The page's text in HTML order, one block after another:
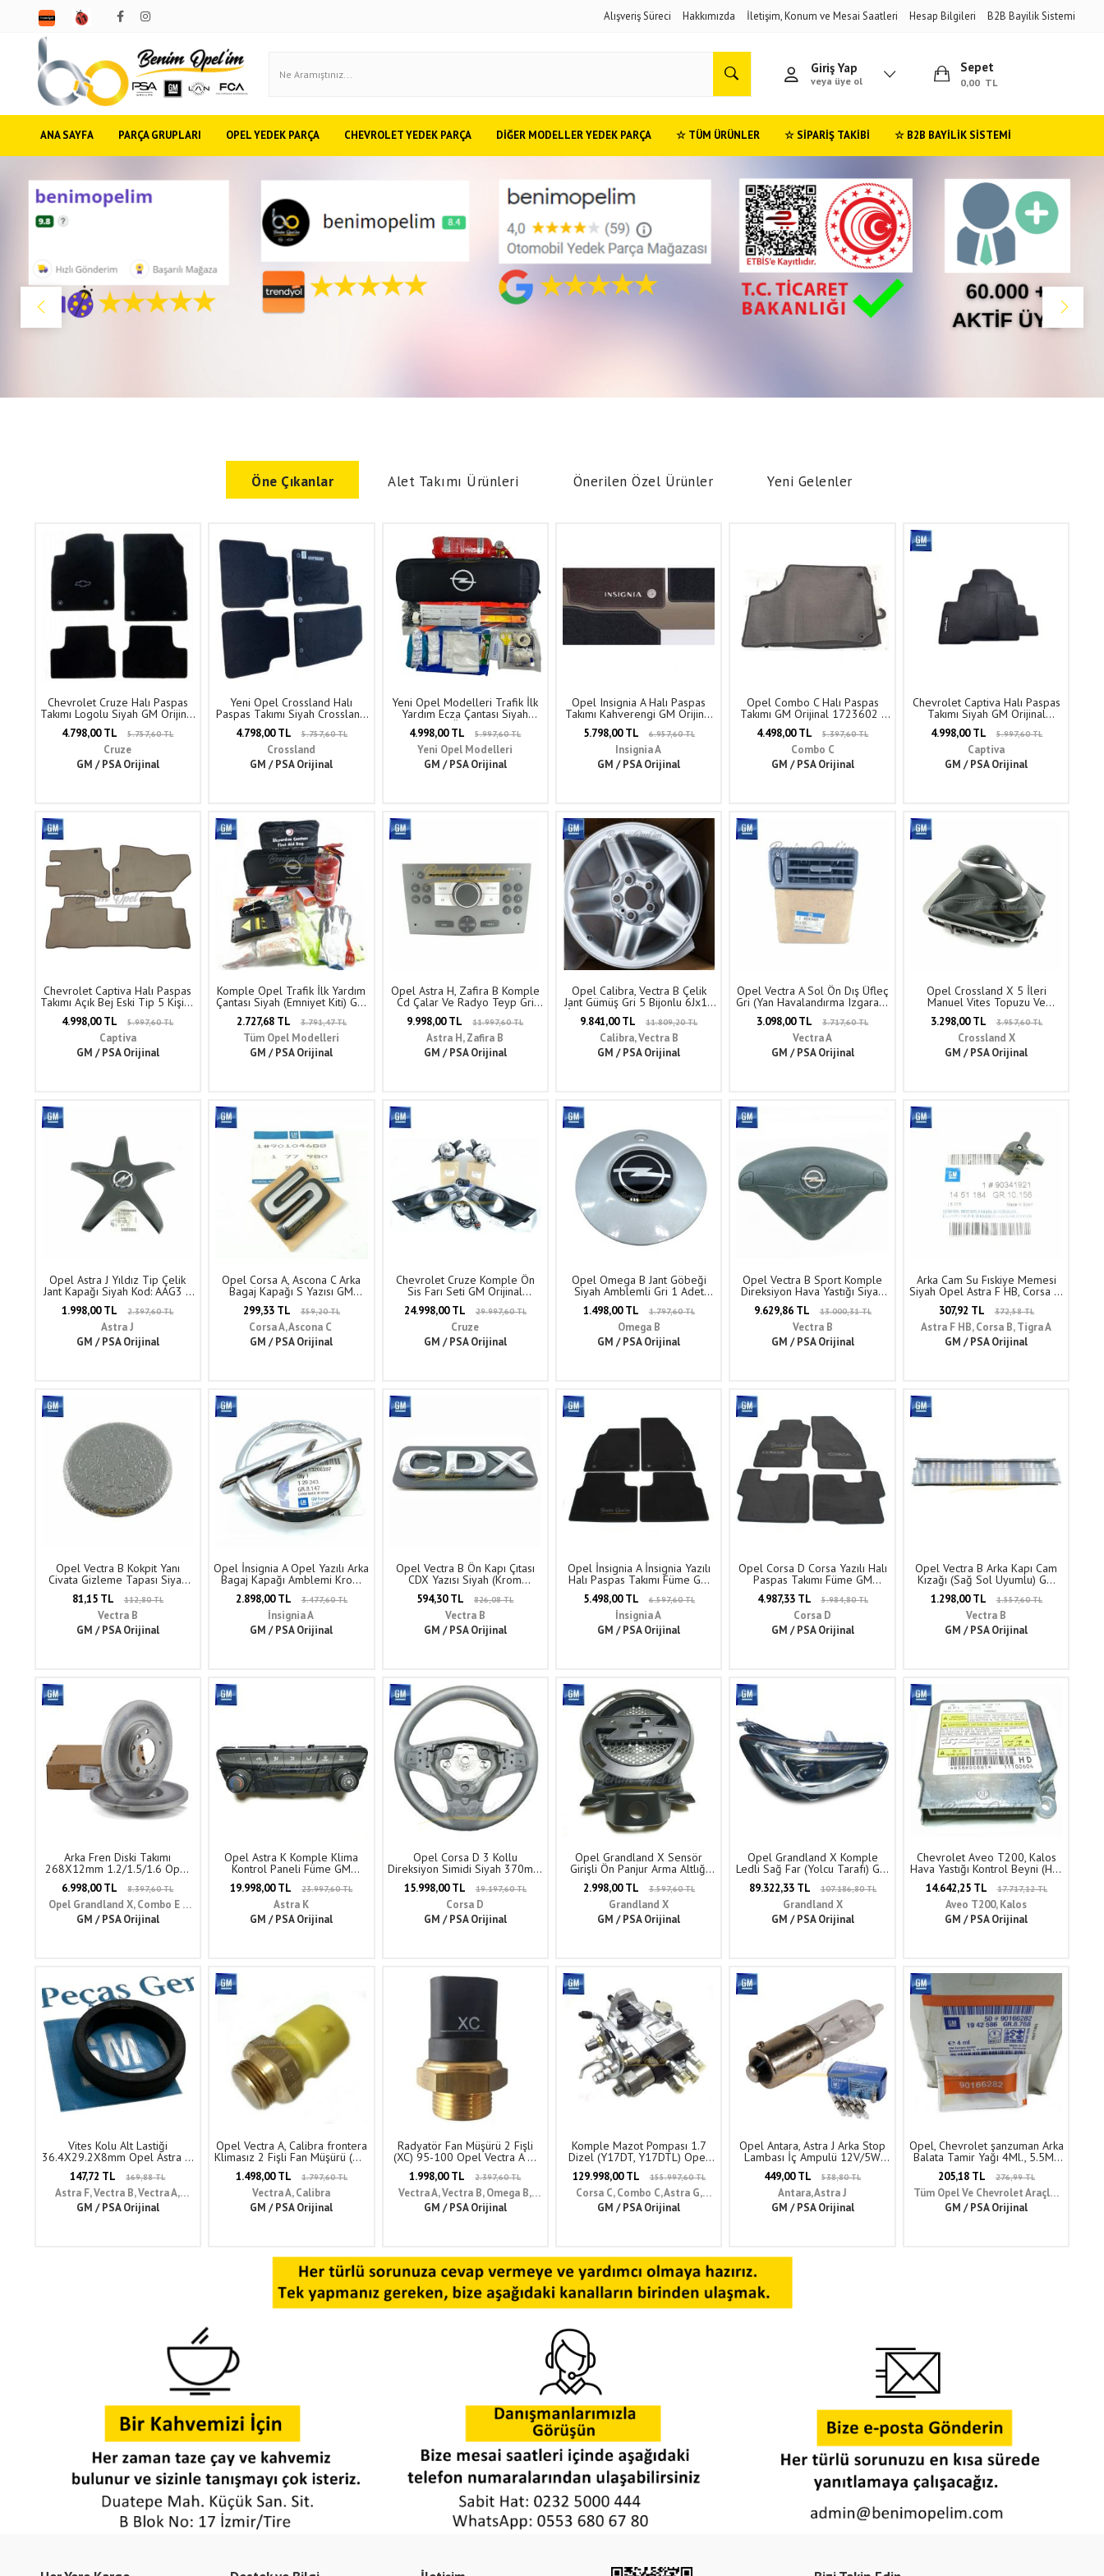
Alışveriş Süreci Hakkımızda İletişim, Konum ve Mesai Saatleri Hesap Bilgileri B2B Bayilik Sistemi
Giriş Yap
veya üye ol
Sepet
0,00 TL
ANA SAYFA PARÇA GRUPLARI OPEL YEDEK PARÇA CHEVROLET YEDEK PARÇA DIĞER MODELLER YEDEK PARÇA ☆ TÜM ÜRÜNLER ☆ SIPARIŞ TAKIBI ☆ B2B BAYILIK SISTEMI
Öne Çıkanlar Alet Takımı Ürünleri Önerilen Özel Ürünler Yeni Gelenler
Chevrolet Cruze Halı Paspas
Takımı Logolu Siyah GM Orijinal
13321216
4.798,00 TL 5.757,60 TL
Cruze
GM / PSA Orijinal
Yeni Opel Crossland Halı
Paspas Takımı Siyah Crossland
Yazılı PSA Orijinal LTROP0012
4.798,00 TL 5.757,60 TL
Crossland
GM / PSA Orijinal
Yeni Opel Modelleri Trafik İlk
Yardım Ecza Çantası Siyah
Komple (Özel Kalıp Yer
Kaplamayan Emniyet Kiti) PSA
Orijinal
4.998,00 TL 5.997,60 TL
Yeni Opel Modelleri
GM / PSA Orijinal
Opel Insignia A Halı Paspas
Takımı Kahverengi GM Orijinal
13333704 - 1723066
5.798,00 TL 6.957,60 TL
Insignia A
GM / PSA Orijinal
Opel Combo C Halı Paspas
Takımı GM Orijinal 1723602 -
93181368
4.498,00 TL 5.397,60 TL
Combo C
GM / PSA Orijinal
Chevrolet Captiva Halı Paspas
Takımı Siyah GM Orijinal
X0077903
4.998,00 TL 5.997,60 TL
Captiva
GM / PSA Orijinal
Chevrolet Captiva Halı Paspas
Takımı Açık Bej Eski Tip 5 Kişilik
3 Parça GM Orijinal X0077901
4.998,00 TL 5.997,60 TL
Captiva
GM / PSA Orijinal
Komple Opel Trafik İlk Yardım
Çantası Siyah (Emniyet Kiti) GM
Orijinal 1716708 - 93199860
2.727,68 TL 3.791,47 TL
Tüm Opel Modelleri
GM / PSA Orijinal
Opel Astra H, Zafira B Komple
Cd Çalar Ve Radyo Teyp Gri
Mp3 Uch, Uk6 (Cd 30) GM
Orijinal 13154304 - UCH-UK6
9.998,00 TL 11.997,60 TL
Astra H, Zafira B
GM / PSA Orijinal
Opel Calibra, Vectra B Çelik
Jant Gümüş Gri 5 Bijonlu 6Jx15
İnç Kod: Mp 1 Adet Fiyatı GM
Orijinal 1002461 - 9118623
9.841,00 TL 11.809,20 TL
Calibra, Vectra B
GM / PSA Orijinal
Opel Vectra A Sol Ön Dış Üfleç
Gri (Yan Havalandırma Izgarası)
GM Orijinal 1814553 -
90434409
3.098,00 TL 3.717,60 TL
Vectra A
GM / PSA Orijinal
Opel Crossland X 5 İleri
Manuel Vites Topuzu Ve
Körüğü Siyah Gri GM Orijinal
55499457 - 55503114
3.298,00 TL 3.957,60 TL
Crossland X
GM / PSA Orijinal
Opel Astra J Yıldız Tip Çelik
Jant Kapağı Siyah Kod: AAG3 1
Adet Fiyatı GM Orijinal
1006308 - 13361803
1.998,00 TL 2.397,60 TL
Astra J
GM / PSA Orijinal
Opel Corsa A, Ascona C Arka
Bagaj Kapağı S Yazısı GM
Orijinal 177980 - 90104688
299,33 TL 359,20 TL
Corsa A, Ascona C
GM / PSA Orijinal
Chevrolet Cruze Komple Ön
Sis Farı Seti GM Orijinal
95903599 - 13301749
24.998,00 TL 29.997,60 TL
Cruze
GM / PSA Orijinal
Opel Omega B Jant Göbeği
Siyah Amblemli Gri 1 Adet
Fiyatı GM Orijinal 90510027 -
1006788
1.498,00 TL 1.797,60 TL
Omega B
GM / PSA Orijinal
Opel Vectra B Sport Komple
Direksiyon Hava Yastığı Siyah
GM Orijinal 199211 - 9138171
9.629,86 TL 13.000,31 TL
Vectra B
GM / PSA Orijinal
Arka Cam Su Fıskiye Memesi
Siyah Opel Astra F HB, Corsa B,
Tigra A GM Orijinal 1451184 -
90341921
307,92 TL 372,58 TL
Astra F HB, Corsa B, Tigra A
GM / PSA Orijinal
Opel Vectra B Kokpit Yanı
Civata Gizleme Tapası Siyah
GM Orijinal 2209804 -
90436019
81,15 TL 112,80 TL
Vectra B
GM / PSA Orijinal
Opel İnsignia A Opel Yazılı Arka
Bagaj Kapağı Amblemi Krom
GM Orijinal 129343 -
13266397
2.898,00 TL 3.477,60 TL
İnsignia A
GM / PSA Orijinal
Opel Vectra B Ön Kapı Çıtası
CDX Yazısı Siyah (Krom
Kaplama) GM Orijinal 172778 -
90512663
594,30 TL 826,08 TL
Vectra B
GM / PSA Orijinal
Opel İnsignia A İnsignia Yazılı
Halı Paspas Takımı Füme GM
Orijinal 13333702 - 1723065
5.498,00 TL 6.597,60 TL
İnsignia A
GM / PSA Orijinal
Opel Corsa D Corsa Yazılı Halı
Paspas Takımı Füme GM
Orijinal 1724072 - 93199286
4.987,33 TL 5.984,80 TL
Corsa D
GM / PSA Orijinal
Opel Vectra B Arka Kapı Cam
Kızağı (Sağ Sol Uyumlu) GM
Orijinal 9046431X
1.298,00 TL 1.557,60 TL
Vectra B
GM / PSA Orijinal
Arka Fren Diski Takımı
268X12mm 1.2/1.5/1.6 Opel
Grandland X, Combo E,
Peugeot 3008 Orijinal
3642786 - 1609582880
6.998,00 TL 8.397,60 TL
Opel Grandland X, Combo E /
Peugeot 3008
GM / PSA Orijinal
Opel Astra K Komple Klima
Kontrol Paneli Füme GM
Orijinal 39042438 - 39021426
19.998,00 TL 23.997,60 TL
Astra K
GM / PSA Orijinal
Opel Corsa D 3 Kollu
Direksiyon Simidi Siyah 370mm
GM Orijinal 913325 -
13155559
15.998,00 TL 19.197,60 TL
Corsa D
GM / PSA Orijinal
Opel Grandland X Sensör
Girişli Ön Panjur Arma Altlığı
GM Orijinal YP00048580
2.998,00 TL 3.597,60 TL
Grandland X
GM / PSA Orijinal
Opel Grandland X Komple
Ledli Sağ Far (Yolcu Tarafı) GM
Orijinal 3551949 -
YP00126180
89.322,33 TL 107.186,80 TL
Grandland X
GM / PSA Orijinal
Chevrolet Aveo T200, Kalos
Hava Yastığı Kontrol Beyni (Hd)
GM Orijinal 96430714
14.642,25 TL 17.717,12 TL
Aveo T200, Kalos
GM / PSA Orijinal
Vites Kolu Alt Lastiği
36.4X29.2X8mm Opel Astra F,
Vectra A B, Calibra, Corsa B,
Tigra A GM Orijinal 738789 -
90250175
147,72 TL 169,88 TL
Astra F, Vectra B, Vectra A,
Calibra, Corsa B, Tigra A,
GM / PSA Orijinal
Opel Vectra A, Calibra frontera
Klimasız 2 Fişli Fan Müşürü (WJ)
1.4/1.6/1.8/2.0 GM Orijinal
1341023 - 90339500
1.498,00 TL 1.797,60 TL
Vectra A, Calibra
GM / PSA Orijinal
Radyatör Fan Müşürü 2 Fişli
(XC) 95-100 Opel Vectra A B,
Omega B, Corsa A B, Astra F,
Tigra A, Calibra GM Orijinal
1341011 - 90242277
1.998,00 TL 2.397,60 TL
Vectra A, Vectra B, Omega B,
Corsa A, Corsa B, Tigra A, Astra F,
GM / PSA Orijinal
Komple Mazot Pompası 1.7
Dizel (Y17DT, Y17DTL) Opel
Corsa C, Combo C, Astra G,
Zafira A, Meriva A GM Orijinal
819141 - 98103029
129.998,00 TL 155.997,60 TL
Corsa C, Combo C, Astra G,
Zafira A, Meriva A
GM / PSA Orijinal
Opel Antara, Astra J Arka Stop
Lambası İç Ampulü 12V/5W
GM Orijinal 2098018 -
13500806
449,00 TL 538,80 TL
Antara, Astra J
GM / PSA Orijinal
Opel, Chevrolet şanzuman Arka
Balata Tamir Yağı 4Ml., 5.5Ml.
(Gres Yağı) GM Orijinal
1942586 - 90166282
205,18 TL 276,99 TL
Tüm Opel Ve Chevrolet Araçlar
İle Uyumlu
GM / PSA Orijinal